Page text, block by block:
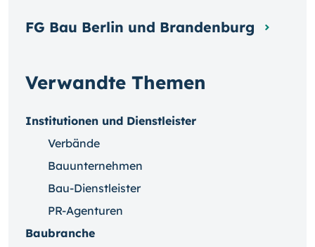
Verwandte Themen
Institutionen und Dienstleister
Verbände
Bauunternehmen
Bau-Dienstleister
PR-Agenturen
Baubranche
FG Bau Berlin und Brandenburg